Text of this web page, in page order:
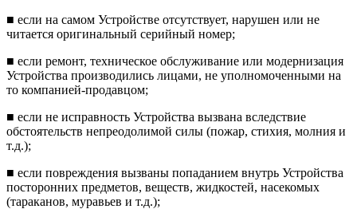
■ если на самом Устройстве отсутствует, нарушен или не
читается оригинальный серийный номер;
■ если ремонт, техническое обслуживание или модернизация
Устройства производились лицами, не уполномоченными на
то компанией-продавцом;
■ если не исправность Устройства вызвана вследствие
обстоятельств непреодолимой силы (пожар, стихия, молния и
т.д.);
■ если повреждения вызваны попаданием внутрь Устройства
посторонних предметов, веществ, жидкостей, насекомых
(тараканов, муравьев и т.д.);